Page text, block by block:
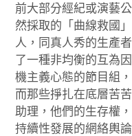
前大部分經紀或演藝
然採取的「曲線救國
人，同真人秀的生產
了一種非均衡的互為
機主義心態的節目組
而那些掙扎在底層苦
助理，他們的生存權
持續性發展的網絡輿論